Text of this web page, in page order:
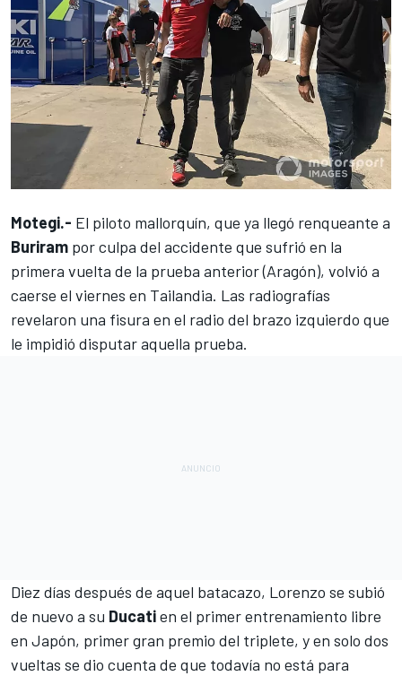
Motegi.- El piloto mallorquín, que ya llegó renqueante a
Buriram por culpa del accidente que sufrió en la
primera vuelta de la prueba anterior (Aragón), volvió a
caerse el viernes en Tailandia. Las radiografías
revelaron una fisura en el radio del brazo izquierdo que
le impidió disputar aquella prueba.
Diez días después de aquel batacazo, Lorenzo se subió
de nuevo a su Ducatien el primer entrenamiento libre
en Japón, primer gran premio del triplete, y en solo dos
vueltas se dio cuenta de que todavía no está para